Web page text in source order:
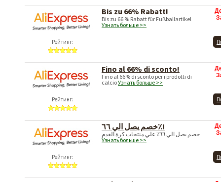
Рейтинг:
Bis zu 66% Rabatt!
Bis zu 66 % Rabatt für Fußballartikel
Узнать больше >>
Рейтинг:
Fino al 66% di sconto!
Fino al 66% di sconto per i prodotti di
calcioУзнать больше >>
Рейтинг:
خصم يصل الي ٦٦٪!
خصم يصل الي ٦٦٪ علي منتجات كرة القدم
Узнать больше >>